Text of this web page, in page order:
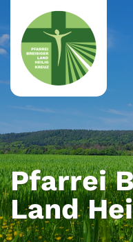
Zum Inhalt springen
Pfarrei
Land